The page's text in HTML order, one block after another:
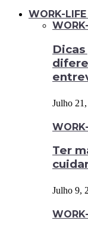
WORK-
Julho
Ter
Julho 9,